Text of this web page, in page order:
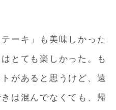
ーキ」も美味しかった
とても楽しかった。も
があると思うけど、遠
は混んでなくても、帰